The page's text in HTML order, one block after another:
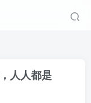
人人都是